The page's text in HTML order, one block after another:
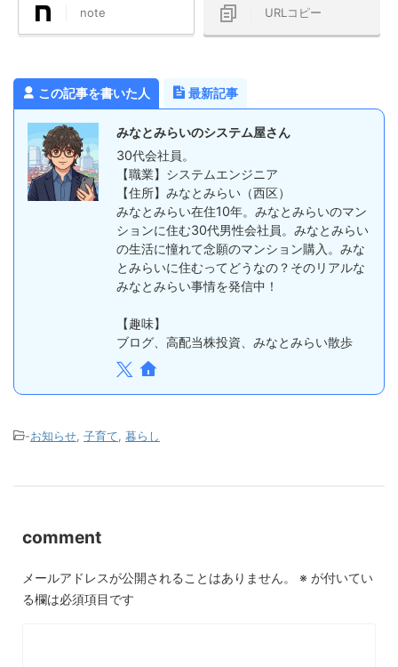
note URLコピー
この記事を書いた人 最新記事
みなとみらいのシステム屋さん
30代会社員。
【職業】システムエンジニア
【住所】みなとみらい（西区）
みなとみらい在住10年。みなとみらいのマン
ションに住む30代男性会社員。みなとみらい
の生活に憧れて念願のマンション購入。みな
とみらいに住むってどうなの？そのリアルな
みなとみらい事情を発信中！
【趣味】
ブログ、高配当株投資、みなとみらい散歩
-お知らせ 子育て 暮らし
comment
メールアドレスが公開されることはありません。 ※ が付いてい
る欄は必須項目です